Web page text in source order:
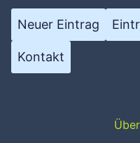
Neuer Eintrag
Kontakt